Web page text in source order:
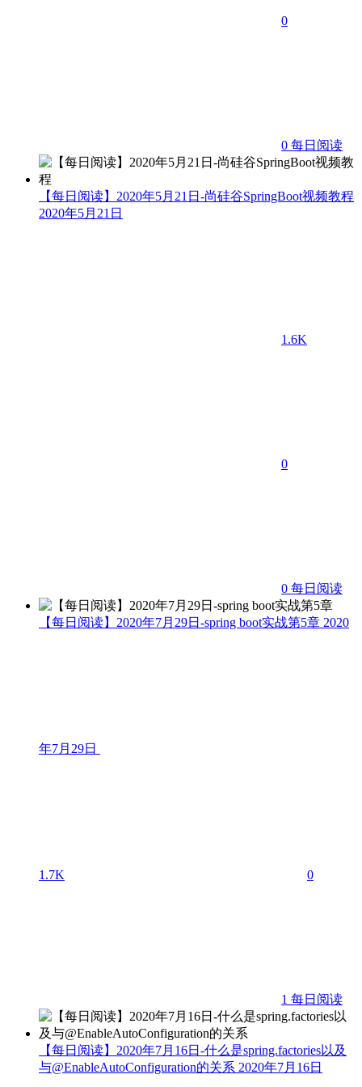
0
0 每日阅读
【每日阅读】2020年5月21日-尚硅谷SpringBoot视频教程
2020年5月21日
1.6K
0
0 每日阅读
【每日阅读】2020年7月29日-spring boot实战第5章 2020
年7月29日
1.7K 0
1 每日阅读
【每日阅读】2020年7月16日-什么是spring.factories以及
与@EnableAutoConfiguration的关系 2020年7月16日